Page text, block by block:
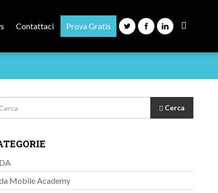
Contattaci Prova Gratis
Cerca
Mobile Academy